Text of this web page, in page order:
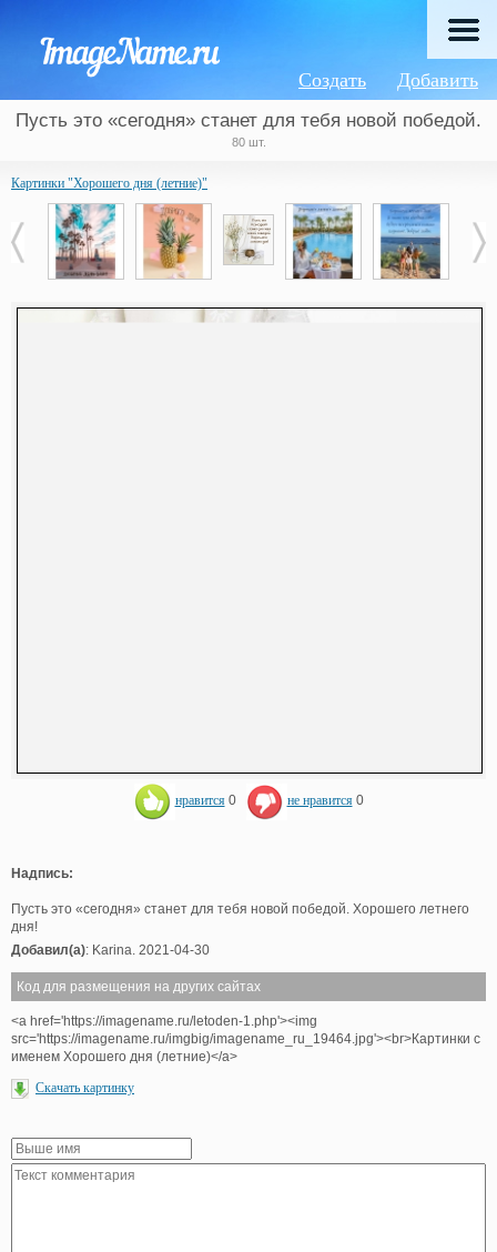
Добавить
Создать
Пусть это «сегодня» станет для тебя новой победой.
80 шт.
Картинки "Хорошего дня (летние)"
нравится 0 не нравится 0
Надпись:
Пусть это «сегодня» станет для тебя новой победой. Хорошего летнего
дня!
Добавил(а): Karina. 2021-04-30
Код для размещения на других сайтах
<a href='https://imagename.ru/letoden-1.php'><img
src='https://imagename.ru/imgbig/imagename_ru_19464.jpg'><br>Картинки с
именем Хорошего дня (летние)</a>
Скачать картинку